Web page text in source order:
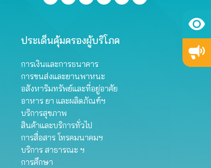
ประเด็นคุ้มครองผู้บริโภค
การเงินและการธนาคาร
การขนส่งและยานพาหนะ
อสังหาริมทรัพย์และที่อยู่อาศัย
อาหาร ยา และผลิตภัณฑ์ฯ
บริการสุขภาพ
สินค้าและบริการทั่วไป
การสื่อสาร โทรคมนาคมฯ
บริการ สาธารณะ ฯ
การศึกษา